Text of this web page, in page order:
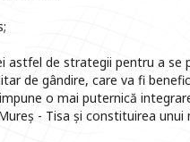
astfel de strategii pentru a se
de gândire, care va fi
o mai puternică
- Tisa și constituirea